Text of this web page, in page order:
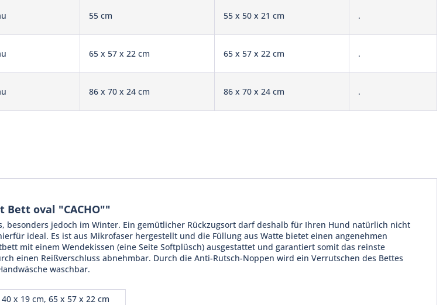
55 cm 55 x 50 x 21 cm .
65 x 57 x 22 cm 65 x 57 x 22 cm .
86 x 70 x 24 cm 86 x 70 x 24 cm .
oval "CACHO""
besonders jedoch im Winter. Ein gemütlicher Rückzugsort darf deshalb für Ihren Hund natürlich nicht
ideal. Es ist aus Mikrofaser hergestellt und die Füllung aus Watte bietet einen angenehmen
mit einem Wendekissen (eine Seite Softplüsch) ausgestattet und garantiert somit das reinste
einen Reißverschluss abnehmbar. Durch die Anti-Rutsch-Noppen wird ein Verrutschen des Bettes
waschbar.
x 19 cm, 65 x 57 x 22 cm